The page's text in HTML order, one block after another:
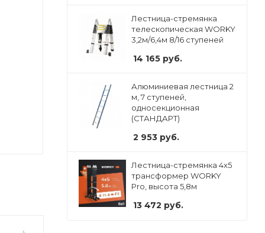
Лестница-стремянка
телескопическая WORKY
3,2м/6,4м 8/16 ступеней
14 165 руб.
Алюминиевая лестница 2
м, 7 ступеней,
односекционная
(СТАНДАРТ)
2 953 руб.
Лестница-стремянка 4x5
трансформер WORKY
Pro, высота 5,8м
13 472 руб.